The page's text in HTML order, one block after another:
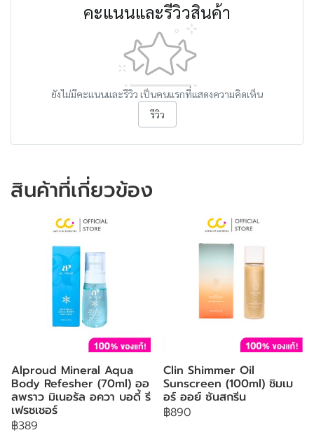
คะแนนและรีวิวสินค้า
ยังไม่มีคะแนนและรีวิว เป็นคนแรกที่แสดงความคิดเห็น
รีวิว
สินค้าที่เกี่ยวข้อง
Alproud Mineral Aqua
Body Refesher (70ml) ออ
ลพราว มิเนอรัล อควา บอดี้ รี
เฟรชเชอร์
฿389
Clin Shimmer Oil
Sunscreen (100ml) ชิมเม
อร์ ออย์ ซันสกรีน
฿890